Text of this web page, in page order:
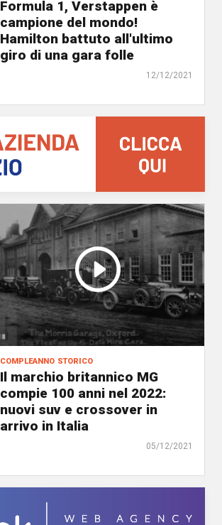
Formula 1, Verstappen è
campione del mondo!
Hamilton battuto all'ultimo
giro di una gara folle
12/12/2021
compleanno storico
Il marchio britannico MG
compie 100 anni nel 2022:
nuovi suv e crossover in
arrivo in Italia
05/12/2021